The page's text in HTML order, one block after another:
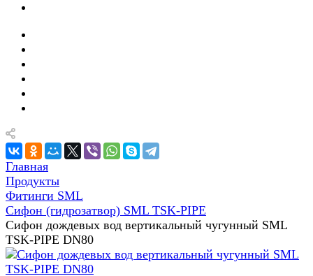
Главная
Продукты
Фитинги SML
Сифон (гидрозатвор) SML TSK-PIPE
Сифон дождевых вод вертикальный чугунный SML
TSK-PIPE DN80